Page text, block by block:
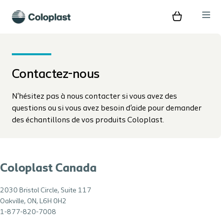
Contactez-nous
N'hésitez pas à nous contacter si vous avez des
questions ou si vous avez besoin d'aide pour demander
des échantillons de vos produits Coloplast.
Coloplast Canada
2030 Bristol Circle, Suite 117
Oakville, ON, L6H 0H2
1-877-820-7008